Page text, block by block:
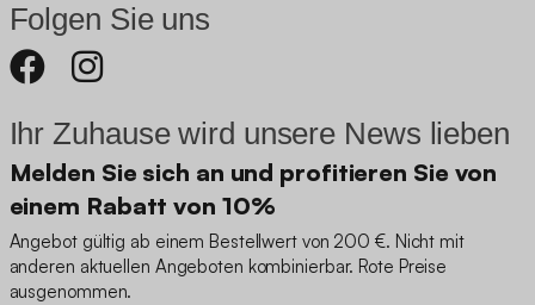
Folgen Sie uns
Ihr Zuhause wird unsere News lieben
Melden Sie sich an und profitieren Sie von
einem Rabatt von 10%
Angebot gültig ab einem Bestellwert von 200 €. Nicht mit
anderen aktuellen Angeboten kombinierbar. Rote Preise
ausgenommen.